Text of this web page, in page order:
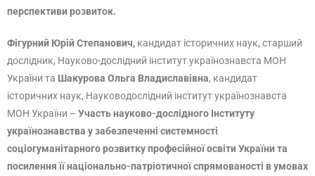
перспективи розвиток.
Фігурний Юрій Степанович, кандидат історичних наук, старший
дослідник, Науково-дослідний інститут українознавста МОН
України та Шакурова Ольга Владиславівна, кандидат
історичних наук, Науководослідний інститут українознавста
МОН України – Участь науково-дослідного Інституту
українознавства у забезпеченні системності
соціогуманітарного розвитку професійної освіти України та
посилення її національно-патріотичної спрямованості в умовах